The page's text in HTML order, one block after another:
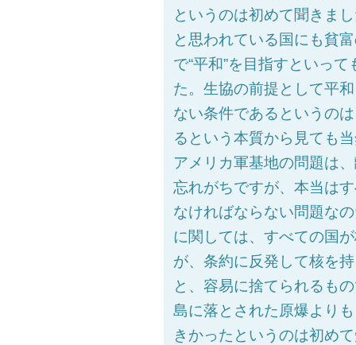
というのは初めて聞きま
と思われている国にも貧
で“平和”を目指すといっ
た。生協の前提として平
ない条件であるというの
るという本質から見ても
アメリカ軍基地の問題は
忘れがちですが、本当は
なければならない問題な
に関しては、すべての国
が、条約に反発して核を
と、容易に捨てられるも
島に落とされた原爆より
きかったというのは初め